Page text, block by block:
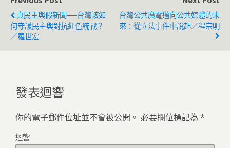
真民主與假新聞──台灣該如
何守護民主與對抗紅色統戰？
／羅世宏
台灣公共廣電邁向公共媒體的未
來：從立法事件中說起／程宗明
發表迴響
你的電子郵件位址並不會被公開。 必要欄位標記為 *
迴響